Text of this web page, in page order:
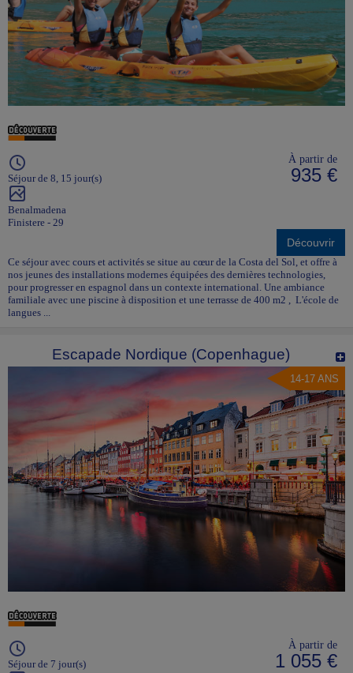
Séjour de 8, 15 jour(s)
Benalmadena
Finistere - 29
À partir de
935 €
Découvrir
Ce séjour avec cours et activités se situe au cœur de la Costa del Sol, et offre à
nos jeunes des installations modernes équipées des dernières technologies,
pour progresser en espagnol dans un contexte international. Une ambiance
familiale avec une piscine à disposition et une terrasse de 400 m2 , L'école de
langues ...
Escapade Nordique (Copenhague)
14-17 ANS
Séjour de 7 jour(s)
À partir de
1 055 €